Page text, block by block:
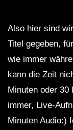
Also hier sind
Titel gegeben,
wie immer
kann die Zeit
Minuten oder
immer, Live-
Minuten Audio:)